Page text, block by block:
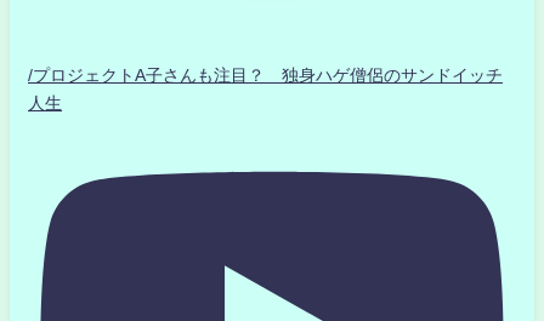
/プロジェクトA子さんも注目？ 独身ハゲ僧侶のサンドイッチ
人生